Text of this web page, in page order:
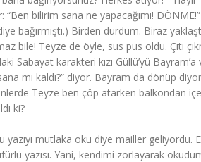
“Ben bilirim sana ne yapacağımı!
bağırmıştı.) Birden durdum. Biraz
bile! Teyze de öyle, sus pus oldu. Çıtı
Sabayat karakteri kızı Güllü’yü
mı kaldı?” diyor. Bayram da dönüp
Teyze ben çöp atarken balkondan
ki?
mutlaka oku diye mailler geliyordu.
yazısı. Yani, kendimi zorlayarak